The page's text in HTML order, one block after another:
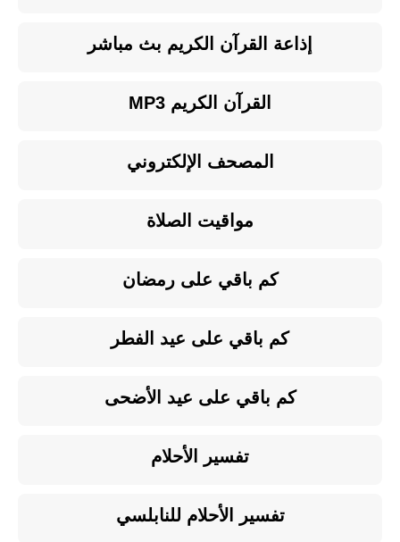
إذاعة القرآن الكريم بث مباشر
القرآن الكريم MP3
المصحف الإلكتروني
مواقيت الصلاة
كم باقي على رمضان
كم باقي على عيد الفطر
كم باقي على عيد الأضحى
تفسير الأحلام
تفسير الأحلام للنابلسي